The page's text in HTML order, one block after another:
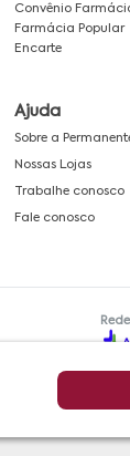
Convênio
Farmácia Popular
Encarte
Ajuda
Sobre a
Nossas Lojas
Trabalhe conosco
Fale conosco